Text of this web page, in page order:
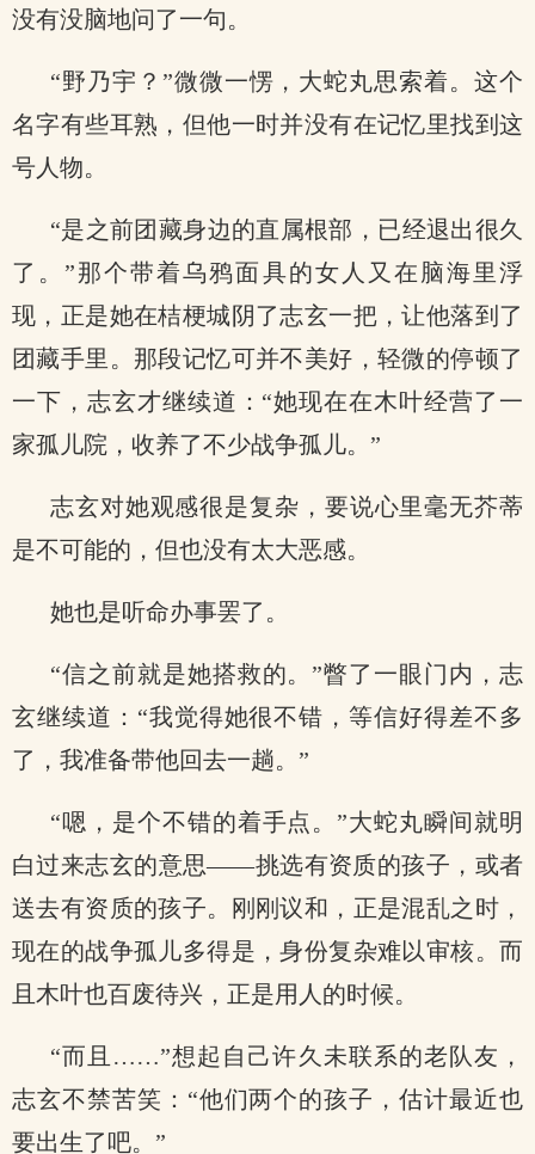
没有没脑地问了一句。
“野乃宇？”微微一愣，大蛇丸思索着。这个
名字有些耳熟，但他一时并没有在记忆里找到这
号人物。
“是之前团藏身边的直属根部，已经退出很久
了。”那个带着乌鸦面具的女人又在脑海里浮
现，正是她在桔梗城阴了志玄一把，让他落到了
团藏手里。那段记忆可并不美好，轻微的停顿了
一下，志玄才继续道：“她现在在木叶经营了一
家孤儿院，收养了不少战争孤儿。”
志玄对她观感很是复杂，要说心里毫无芥蒂
是不可能的，但也没有太大恶感。
她也是听命办事罢了。
“信之前就是她搭救的。”瞥了一眼门内，志
玄继续道：“我觉得她很不错，等信好得差不多
了，我准备带他回去一趟。”
“嗯，是个不错的着手点。”大蛇丸瞬间就明
白过来志玄的意思——挑选有资质的孩子，或者
送去有资质的孩子。刚刚议和，正是混乱之时，
现在的战争孤儿多得是，身份复杂难以审核。而
且木叶也百废待兴，正是用人的时候。
“而且……”想起自己许久未联系的老队友，
志玄不禁苦笑：“他们两个的孩子，估计最近也
要出生了吧。”